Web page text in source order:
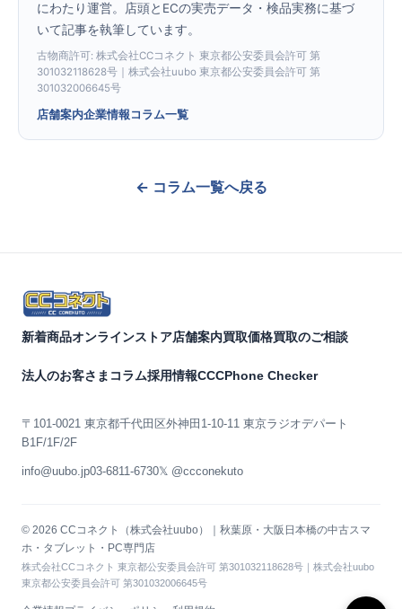
にわたり運営。店頭とECの実売データ・検品実務に基づ
いて記事を執筆しています。
古物商許可: 株式会社CCコネクト 東京都公安委員会許可 第
301032118628号｜株式会社uubo 東京都公安委員会許可 第
301032006645号
店舗案内企業情報コラム一覧
← コラム一覧へ戻る
新着商品オンラインストア店舗案内買取価格買取のご相談
法人のお客さま コラム採用情報CCCPhone Checker
〒101-0021 東京都千代田区外神田1-10-11 東京ラジオデパート
B1F/1F/2F
info@uubo.jp03-6811-6730𝕏 @ccconekuto
© 2026 CCコネクト（株式会社uubo）｜秋葉原・大阪日本橋の中古スマ
ホ・タブレット・PC専門店
株式会社CCコネクト 東京都公安委員会許可 第301032118628号｜株式会社uubo
東京都公安委員会許可 第301032006645号